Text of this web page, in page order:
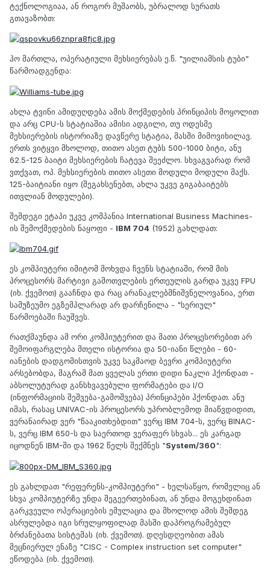
ტექნოლოგიაა, ან როგორ მუშაობს, უბრალოდ სურათს
გთავაზობთ:
ჰო მართლა, ოპერატიული მეხსიერებას ე.წ. "უილიამსის ტუბი"
წარმოადგენდა:
ახლა ტვინი ამიდუღდება ამის მოქმედების პრინციპის მოყოლით
და არც CPU-ს სტატიაშია ამისი ადგილი, თუ ოდესმე
მეხსიერების ისტორიაზე დავწერე სტატია, მასში მიმოვიხილავ.
ერთს ვიტყვი მხოლოდ, თითო ასეთ ტუბს 500-1000 ბიტი, ანუ
62.5-125 ბაიტი მეხსიერების ჩატევა შეეძლო. სხვაგვარად რომ
ვთქვათ, ოპ. მეხსიერების თითო ასეთი მოდული მოდული მაქს.
125-ბაიტიანი იყო (შეგახსენებთ, ახლა უკვე გიგაბაიტებს
ითვლიან მოდულები).
შემდეგი ეტაპი უკვე კომპანია International Business Machines-
ის შემოქმედების ნაყოფი - IBM 704 (1952) გახლდათ:
ეს კომპიუტერი იმიტომ მოხვდა ჩვენს სტატიაში, რომ მის
პროცესორს მარტივი გამოთვლების ერთეულის გარდა უკვე FPU
(იხ. ქვემოთ) გააჩნდა და რაც არანაკლებმნიშვნელოვანია, ერთ
სამუზეუმო ეგზემპლარად არ დარჩენილა - "სერიულ"
წარმოებაში ჩაუშვეს.
რათქმაუნდა ამ ორი კომპიუტერით და მათი პროცესორებით არ
შემოიფარგლება მთელი ისტორია და 50-იანი წლები - 60-
იანების დადგომისთვის უკვე საკმაოდ ბევრი კომპიუტერი
არსებობდა, მაგრამ მათ ყველას ერთი დიდი ნაკლი ჰქონდათ -
აბსოლუტურად განსხვავებული ფორმატები და I/O
(ინფორმაციის შეშვება-გამოშვება) პრინციპები ჰქონდათ. ანუ
იმას, რასაც UNIVAC-ის პროცესორს უპრობლემოდ მიაწვდიდით,
ვერანაირად ვერ "წააკითხებდით" ვერც IBM 704-ს, ვერც BINAC-
ს, ვერც IBM 650-ს და საერთოდ ვერაფერ სხვას... ეს კარგად
იცოდნენ IBM-ში და 1962 წელს შექმნეს "System/360":
ეს გახლდათ "რეფერენს-კომპიუტერი" - ხელსაწყო, რომელიც ან
სხვა კომპიუტერზე უნდა შეგეერთებინათ, ან უნდა მოგეხდინათ
გარკვეული ოპერაციების ემულაცია და მხოლოდ ამის შემდეგ
ასრულებდა იგი სრულყოფილად მასში დაპროგრამებულ
ბრძანებათა სისტემას (იხ. ქვემოთ). დღესდღეობით ამას
მეცნიერულ ენაზე "CISC - Complex instruction set computer"
ეწოდება (იხ. ქვემოთ).